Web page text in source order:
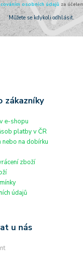
osobních údajů za
Můžete se kdykoli odhlásit.
zákazníky
e-shopu
platby v ČR
na dobírku
zboží
údajů
u nás